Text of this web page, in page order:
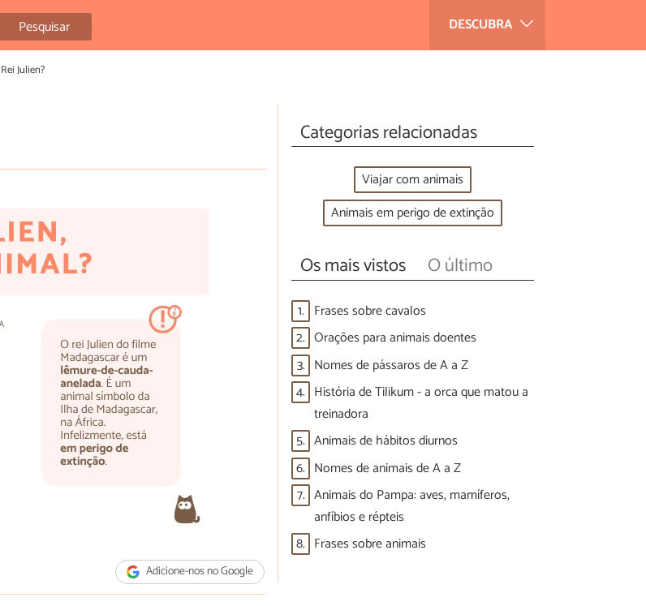
DESCUBRA
Pesquisar
Julien?
Adicione-nos no Google
Categorias relacionadas
Viajar com animais
Animais em perigo de extinção
Os mais vistos O último
1. Frases sobre cavalos
2. Orações para animais doentes
3. Nomes de pássaros de A a Z
4. História de Tilikum - a orca que matou a
treinadora
5. Animais de hábitos diurnos
6. Nomes de animais de A a Z
7. Animais do Pampa: aves, mamíferos,
anfíbios e répteis
8. Frases sobre animais